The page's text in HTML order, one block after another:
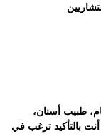
طبيب أسنان،
بالتأكيد ترغب في